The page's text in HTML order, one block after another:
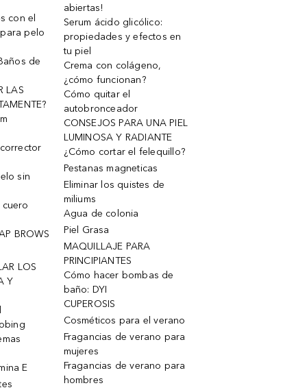
con el
pelo
de
LAS
sin
cuero
BROWS
LOS
Y
E
abiertas!
Serum ácido glicólico:
propiedades y efectos en
tu piel
Crema con colágeno,
¿cómo funcionan?
Cómo quitar el
autobronceador
CONSEJOS PARA UNA PIEL
LUMINOSA Y RADIANTE
¿Cómo cortar el felequillo?
Pestanas magneticas
Eliminar los quistes de
miliums
Agua de colonia
Piel Grasa
MAQUILLAJE PARA
PRINCIPIANTES
Cómo hacer bombas de
baño: DYI
CUPEROSIS
Cosméticos para el verano
Fragancias de verano para
mujeres
Fragancias de verano para
hombres